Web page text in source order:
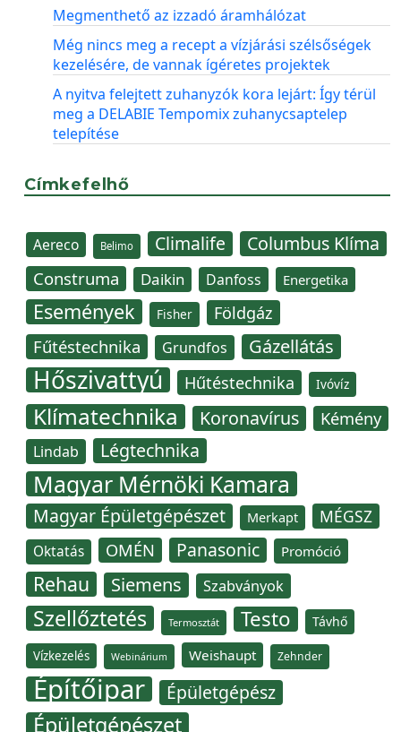
Megmenthető az izzadó áramhálózat
Még nincs meg a recept a vízjárási szélsőségek
kezelésére, de vannak ígéretes projektek
A nyitva felejtett zuhanyzók kora lejárt: Így térül
meg a DELABIE Tempomix zuhanycsaptelep
telepítése
Címkefelhő
Aereco Belimo Climalife Columbus Klíma
Construma Daikin Danfoss Energetika
Események Fisher Földgáz
Fűtéstechnika Grundfos Gázellátás
Hőszivattyú Hűtéstechnika Ivóvíz
Klímatechnika Koronavírus Kémény
Lindab Légtechnika
Magyar Mérnöki Kamara
Magyar Épületgépészet Merkapt MÉGSZ
Oktatás OMÉN Panasonic Promóció
Rehau Siemens Szabványok
Szellőztetés Termosztát Testo Távhő
Vízkezelés Webinárium Weishaupt Zehnder
Építőipar Épületgépész
Épületgépészet